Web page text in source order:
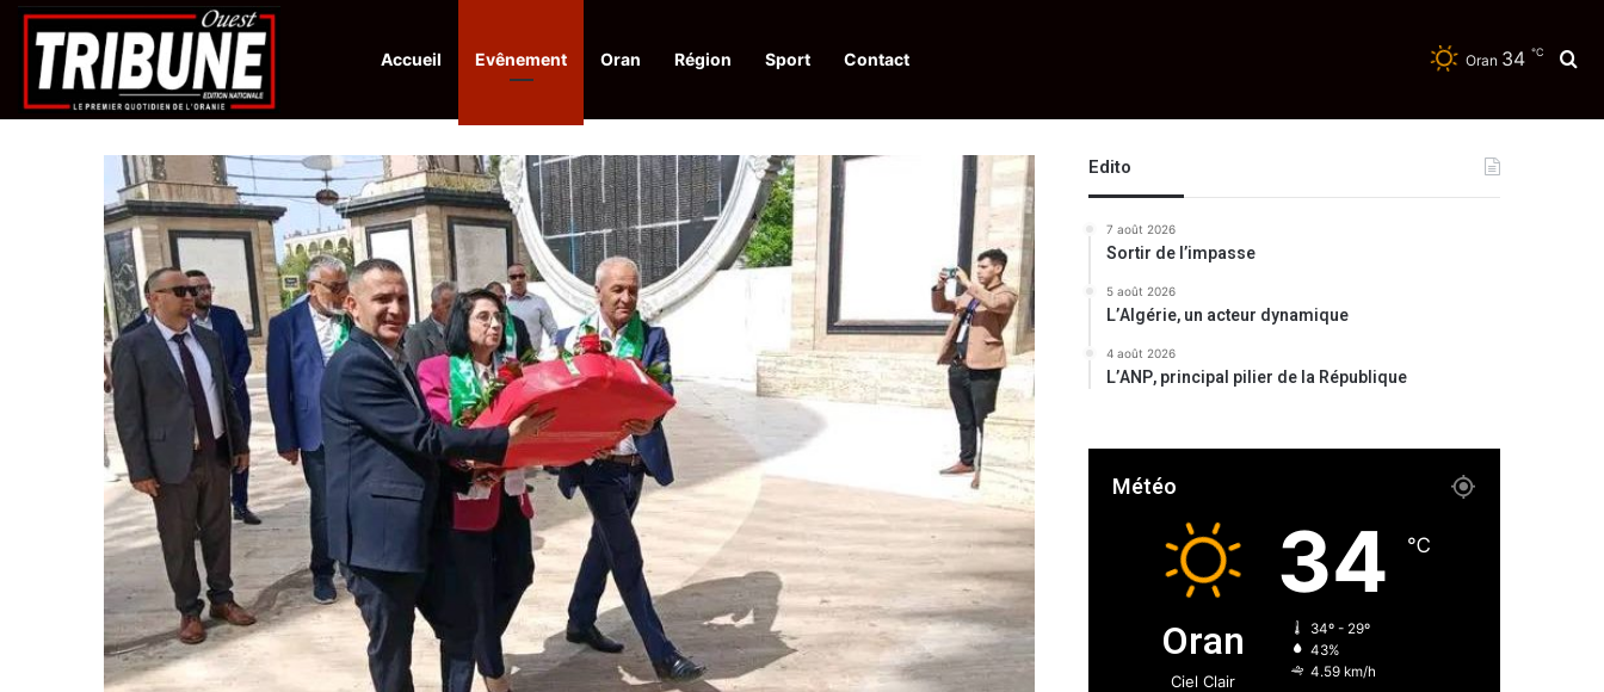
Accueil Evênement Oran Région Sport Contact Oran 34 ℃
Infos en Direct: Lutte contre les drogues : octroi de récompenses financières aux dénonciateurs de trafiquants
Edito
7 août 2026
Sortir de l’impasse
5 août 2026
L’Algérie, un acteur dynamique
4 août 2026
L’ANP, principal pilier de la République
Météo
Oran
Ciel Clair
34 ℃
34º - 29º
43%
4.59 km/h